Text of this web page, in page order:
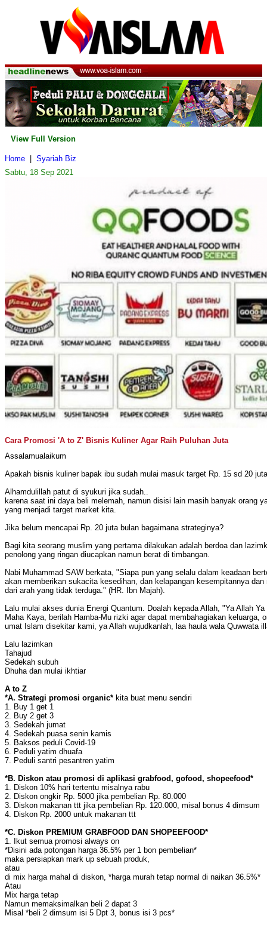
View Full Version
Home
Syariah Biz
Sabtu, 18 Sep 2021
Cara Promosi 'A to Z' Bisnis Kuliner Agar Raih Puluhan Juta
Assalamualaikum
Apakah bisnis kuliner bapak ibu sudah mulai masuk target Rp. 15 sd 20
Alhamdulillah patut di syukuri jika sudah..
karena saat ini daya beli melemah, namun disisi lain masih banyak orang
yang menjadi target market kita.
Jika belum mencapai Rp. 20 juta bulan bagaimana strateginya?
Bagi kita seorang muslim yang pertama dilakukan adalah berdoa dan
penolong yang ringan diucapkan namun berat di timbangan.
Nabi Muhammad SAW berkata, "Siapa pun yang selalu dalam keadaan
akan memberikan sukacita kesedihan, dan kelapangan kesempitannya dan
dari arah yang tidak terduga." (HR. Ibn Majah).
Lalu mulai akses dunia Energi Quantum. Doalah kepada Allah, "Ya Allah
Maha Kaya, berilah Hamba-Mu rizki agar dapat membahagiakan keluarga,
umat Islam disekitar kami, ya Allah wujudkanlah, laa haula wala Quwwata
Lalu lazimkan
Tahajud
Sedekah subuh
Dhuha dan mulai ikhtiar
A to Z
*A. Strategi promosi organic* kita buat menu sendiri
1. Buy 1 get 1
2. Buy 2 get 3
3. Sedekah jumat
4. Sedekah puasa senin kamis
5. Baksos peduli Covid-19
6. Peduli yatim dhuafa
7. Peduli santri pesantren yatim
*B. Diskon atau promosi di aplikasi grabfood, gofood, shopeefood*
1. Diskon 10% hari tertentu misalnya rabu
2. Diskon ongkir Rp. 5000 jika pembelian Rp. 80.000
3. Diskon makanan ttt jika pembelian Rp. 120.000, misal bonus 4 dimsum
4. Diskon Rp. 2000 untuk makanan ttt
*C. Diskon PREMIUM GRABFOOD DAN SHOPEEFOOD*
1. Ikut semua promosi always on
*Disini ada potongan harga 36.5% per 1 bon pembelian*
maka persiapkan mark up sebuah produk,
atau
di mix harga mahal di diskon, *harga murah tetap normal di naikan 36.5%*
Atau
Mix harga tetap
Namun memaksimalkan beli 2 dapat 3
Misal *beli 2 dimsum isi 5 Dpt 3, bonus isi 3 pcs*